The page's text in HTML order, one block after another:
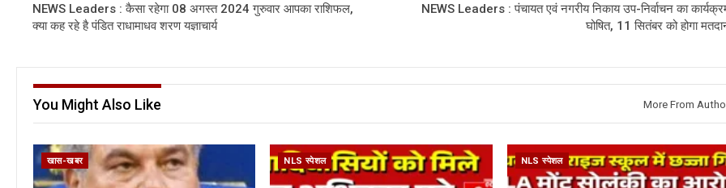
NEWS Leaders : कैसा रहेगा 08 अगस्त 2024 गुरुवार आपका राशिफल,
क्या कह रहे है पंडित राधामाधव शरण यज्ञाचार्य
NEWS Leaders : पंचायत एवं नगरीय निकाय उप-निर्वाचन का
घोषित, 11 सितंबर को होगा
You Might Also Like More From
खास-खबर NLS स्पेशल NLS स्पेशल